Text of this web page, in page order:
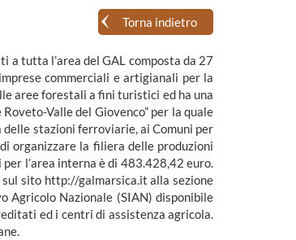
Torna indietro
tutta l’area del GAL composta da 27
commerciali e artigianali per la
aree forestali a fini turistici ed ha una
Valle del Giovenco” per la quale
stazioni ferroviarie, ai Comuni per
organizzare la filiera delle produzioni
l’area interna è di 483.428,42 euro.
sito http://galmarsica.it alla sezione
Agricolo Nazionale (SIAN) disponibile
ed i centri di assistenza agricola.